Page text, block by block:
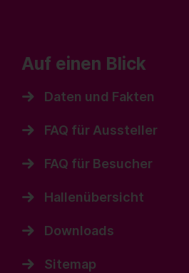
Auf einen Blick
Daten und Fakten
FAQ für Aussteller
FAQ für Besucher
Hallenübersicht
Downloads
Sitemap